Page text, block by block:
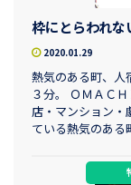
2020.01.29
熱気のある町、人
３分。 ＯＭＡＣ
店・マンション・
ている熱気のある